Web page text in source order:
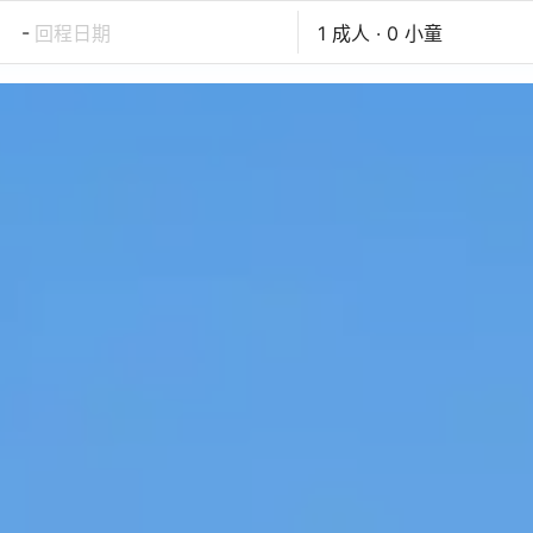
- 回程日期 1 成人 · 0 小童